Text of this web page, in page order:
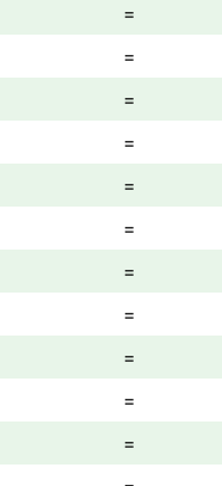
=
=
=
=
=
=
=
=
=
=
=